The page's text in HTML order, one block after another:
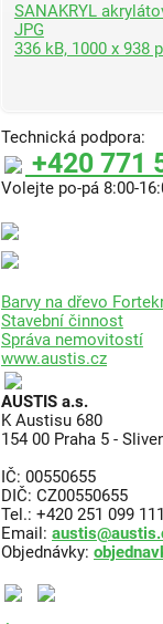
SANAKRYL
JPG
336 kB, 1000 x 938
Technická podpora:
+420 771
Volejte po-pá 8:00-
Barvy na dřevo
Stavební činnost
Správa nemovitostí
www.austis.cz
AUSTIS a.s.
K Austisu 680
154 00 Praha 5 -
IČ: 00550655
DIČ: CZ00550655
Tel.: +420 251 099 111
Email:
Objednávky: